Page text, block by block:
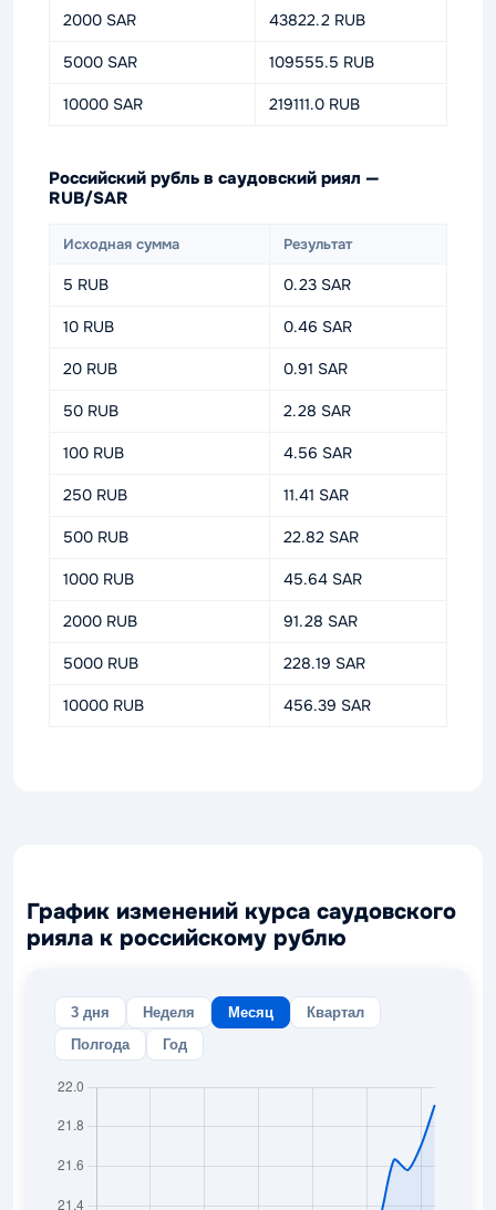
2000 SAR 43822.2 RUB
5000 SAR 109555.5 RUB
10000 SAR 219111.0 RUB
Российский рубль в саудовский риял —
RUB/SAR
Исходная сумма Результат
5 RUB 0.23 SAR
10 RUB 0.46 SAR
20 RUB 0.91 SAR
50 RUB 2.28 SAR
100 RUB 4.56 SAR
250 RUB 11.41 SAR
500 RUB 22.82 SAR
1000 RUB 45.64 SAR
2000 RUB 91.28 SAR
5000 RUB 228.19 SAR
10000 RUB 456.39 SAR
График изменений курса саудовского
рияла к российскому рублю
3 дня Неделя Месяц
Квартал
Полгода
Год